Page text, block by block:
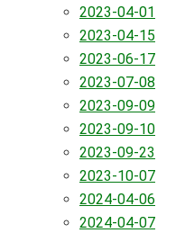
2023-04-01
2023-04-15
2023-06-17
2023-07-08
2023-09-09
2023-09-10
2023-09-23
2023-10-07
2024-04-06
2024-04-07